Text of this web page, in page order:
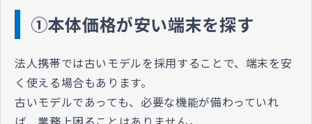
①本体価格が安い端末を探す
法人携帯では古いモデルを採用することで、端末を安
く使える場合もあります。
古いモデルであっても、必要な機能が備わっていれ